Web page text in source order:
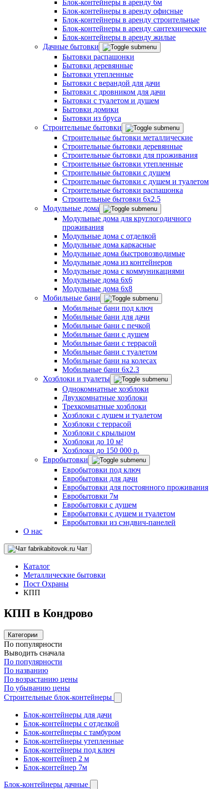
Блок-контейнеры в аренду 6м
Блок-контейнеры в аренду офисные
Блок-контейнеры в аренду строительные
Блок-контейнеры в аренду сантехнические
Блок-контейнеры в аренду жилые
Дачные бытовки
Бытовки распашонки
Бытовки деревянные
Бытовки утепленные
Бытовки с верандой для дачи
Бытовки с дровником для дачи
Бытовки с туалетом и душем
Бытовки домики
Бытовки из бруса
Строительные бытовки
Строительные бытовки металлические
Строительные бытовки деревянные
Строительные бытовки для проживания
Строительные бытовки утепленные
Строительные бытовки с душем
Строительные бытовки с душем и туалетом
Строительные бытовки распашонка
Строительные бытовки 6x2.5
Модульные дома
Модульные дома для круглогодичного
проживания
Модульные дома с отделкой
Модульные дома каркасные
Модульные дома быстровозводимые
Модульные дома из контейнеров
Модульные дома с коммуникациями
Модульные дома 6x6
Модульные дома 6x8
Мобильные бани
Мобильные бани под ключ
Мобильные бани для дачи
Мобильные бани с печкой
Мобильные бани с душем
Мобильные бани с террасой
Мобильные бани с туалетом
Мобильные бани на колесах
Мобильные бани 6х2.3
Хозблоки и туалеты
Однокомнатные хозблоки
Двухкомнатные хозблоки
Трехкомнатные хозблоки
Хозблоки с душем и туалетом
Хозблоки с террасой
Хозблоки с крыльцом
Хозблоки до 10 м²
Хозблоки до 150 000 р.
Евробытовки
Евробытовки под ключ
Евробытовки для дачи
Евробытовки для постоянного проживания
Евробытовки 7м
Евробытовки с душем
Евробытовки с душем и туалетом
Евробытовки из сэндвич-панелей
О нас
Чат
Каталог
Металлические бытовки
Пост Охраны
КПП
КПП в Кондрово
Категории
По популярности
Выводить сначала
По популярности
По названию
По возрастанию цены
По убыванию цены
Строительные блок-контейнеры
Блок-контейнеры для дачи
Блок-контейнеры с отделкой
Блок-контейнеры с тамбуром
Блок-контейнеры утепленные
Блок-контейнеры под ключ
Блок-контейнер 2 м
Блок-контейнер 7м
Блок-контейнеры дачные